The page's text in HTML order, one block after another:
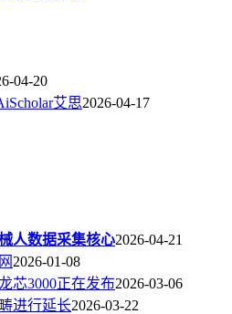
04-20
艾思2026-04-17
人数据采集核心2026-04-21
2026-01-08
芯3000正在发布2026-03-06
进行延长2026-03-22